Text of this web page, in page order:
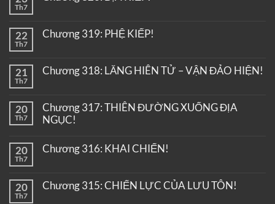
Th7
22
Th7
Chương 319: PHỆ KIẾP!
21
Th7
Chương 318: LĂNG HIÊN TỬ – VẬN ĐẢO HIỆN!
20
Th7
Chương 317: THIÊN ĐƯỜNG XUỐNG ĐỊA
NGỤC!
20
Th7
Chương 316: KHAI CHIẾN!
20
Th7
Chương 315: CHIẾN LỰC CỦA LƯU TÔN!